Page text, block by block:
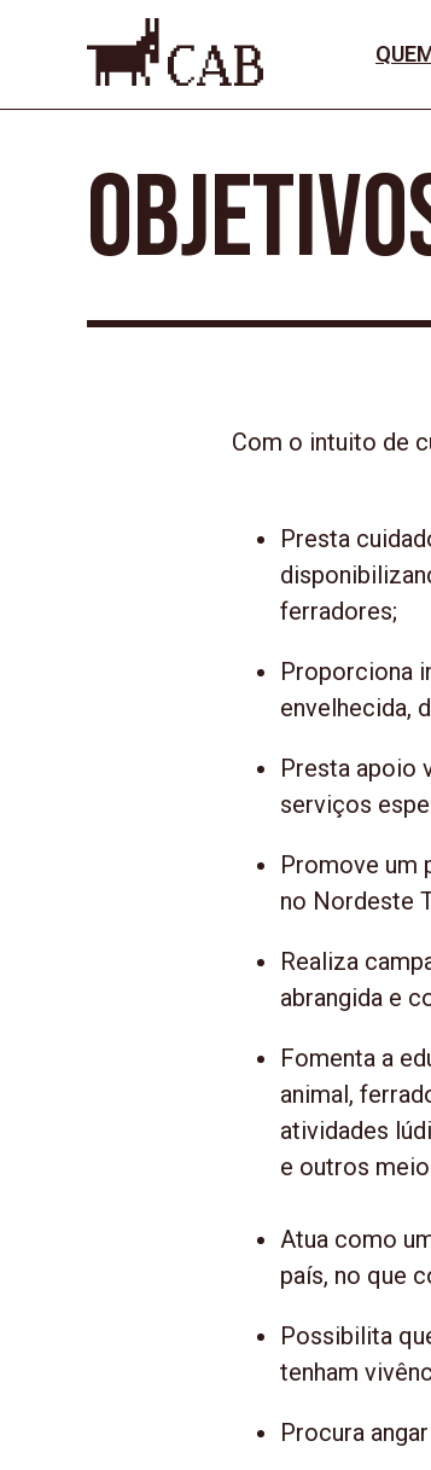
Com o intuito de
Presta
ferradores;
Proporciona
envelhecida,
Presta apoio
serviços
Promove um
no Nordeste
Realiza
abrangida e
Fomenta a
animal,
atividades
e outros
Atua como
país, no que
Possibilita
tenham
Procura